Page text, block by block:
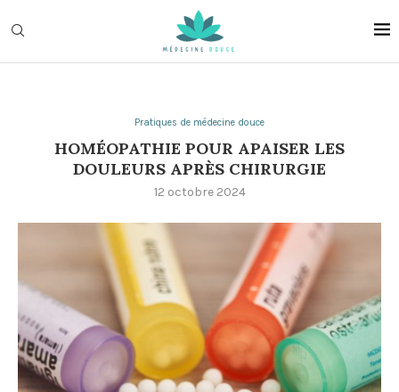
Pratiques de médecine douce
HOMÉOPATHIE POUR APAISER LES
DOULEURS APRÈS CHIRURGIE
12 octobre 2024